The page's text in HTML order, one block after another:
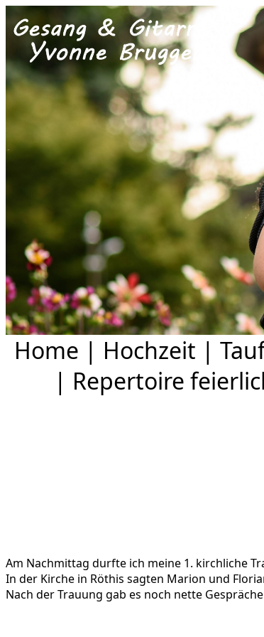
Home | Hochzeit |
| Repertoire
Am Nachmittag durfte ich meine 1. kirchliche
In der Kirche in Röthis sagten Marion und
Nach der Trauung gab es noch nette